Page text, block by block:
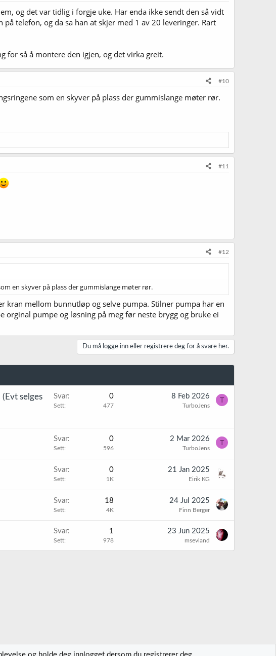
og det var tidlig i forgje uke. Har enda ikke sendt den så vidt
telefon, og da sa han at skjer med 1 av 20 leveringer. Rart
for så å montere den igjen, og det virka greit.
#10
som en skyver på plass der gummislange møter rør.
#11
#12
en skyver på plass der gummislange møter rør.
kran mellom bunnutløp og selve pumpa. Stilner pumpa har en
pumpe og løsning på meg før neste brygg og bruke ei
Du må logge inn eller registrere deg for å svare her.
selges
Svar 0
Sett 477
8 Feb 2026
TurboJens
T
Svar 0
Sett 596
2 Mar 2026
TurboJens
T
Svar 0
Sett 1K
21 Jan 2025
Eirik KG
Svar 18
Sett 4K
24 Jul 2025
Finn Berger
Svar 1
Sett 978
23 Jun 2025
msevland